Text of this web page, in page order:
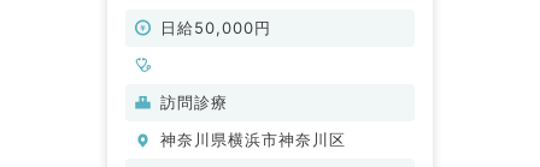
日給50,000円
訪問診療
神奈川県横浜市神奈川区